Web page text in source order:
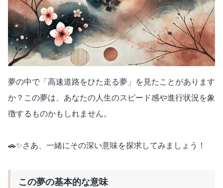
夢の中で「高速道路をひた走る夢」を見たことがあります
か？この夢は、あなたの人生のスピード感や進行状況を象
徴するものかもしれません。
🚗✨さあ、一緒にその深い意味を探求してみましょう！
この夢の基本的な意味